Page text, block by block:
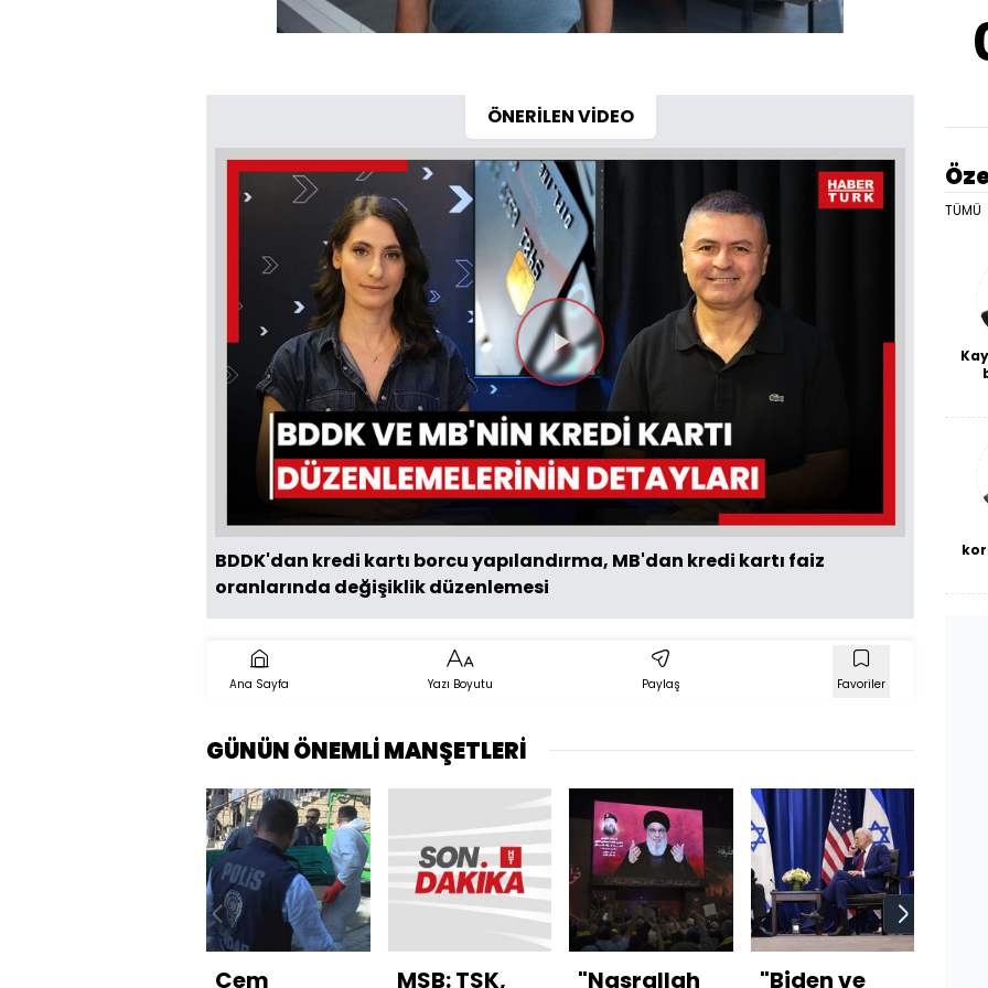
ÖNERİLEN VİDEO
Videoyu
Oynat
BDDK'dan kredi kartı borcu yapılandırma, MB'dan kredi kartı faiz
oranlarında değişiklik düzenlemesi
Ana Sayfa Yazı Boyutu Paylaş Favoriler
GÜNÜN ÖNEMLİ MANŞETLERİ
Cem MSB: TSK, "Nasrallah "Biden ve
TÜMÜ